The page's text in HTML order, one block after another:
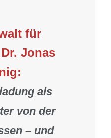
für
Jonas
als
von der
– und